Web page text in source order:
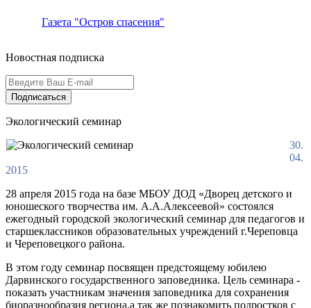
Газета "Остров спасения"
Новостная подписка
Подписаться
Экологический семинар
30.
04.
2015
28 апреля 2015 года на базе МБОУ ДОД «Дворец детского и
юношеского творчества им. А.А.Алексеевой» состоялся
ежегодный городской экологический семинар для педагогов и
старшеклассников образовательных учреждений г.Череповца
и Череповецкого района.
В этом году семинар посвящен предстоящему юбилею
Дарвинского государственного заповедника. Цель семинара -
показать участникам значения заповедника для сохранения
биоразнообразия региона,а так же познакомить подростков с